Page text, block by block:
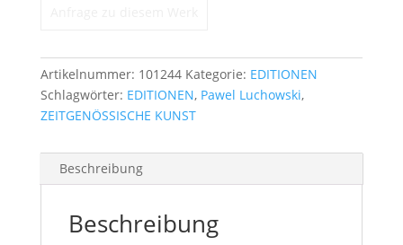
Artikelnummer: 101244 Kategorie: EDITIONEN
Schlagwörter: EDITIONEN, Pawel Luchowski,
ZEITGENÖSSISCHE KUNST
Beschreibung
Beschreibung